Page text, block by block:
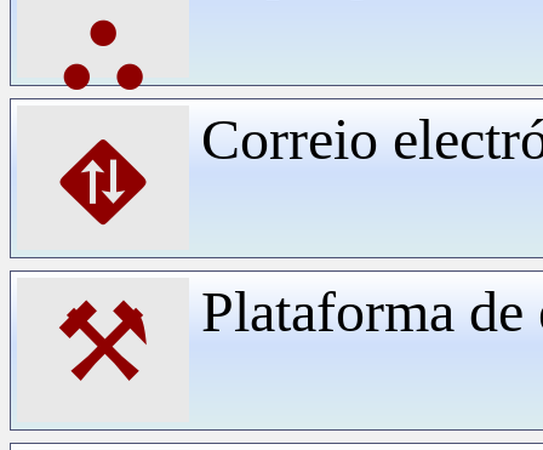
⛬
⛖ Correio
⚒ Plataforma